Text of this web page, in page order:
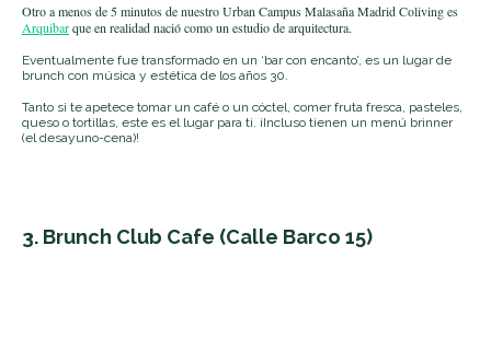
Otro a menos de 5 minutos de nuestro Urban Campus Malasaña Madrid Coliving es
Arquibarqueen realidad nació como un estudio de arquitectura.
Eventualmente fue transformado en un ‘bar con encanto’, es un lugar de
brunch con música y estética de los años 30.
Tanto si te apetece tomar un café o un cóctel, comer fruta fresca, pasteles,
queso o tortillas, este es el lugar para ti. ¡Incluso tienen un menú brinner
(el desayuno-cena)!
3. Brunch Club Cafe (Calle Barco 15)